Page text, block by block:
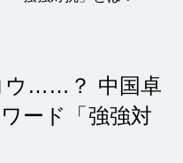
ウ……？ 中国卓
ード「強強対